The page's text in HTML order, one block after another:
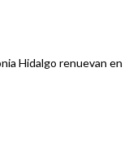
Hidalgo renuevan en